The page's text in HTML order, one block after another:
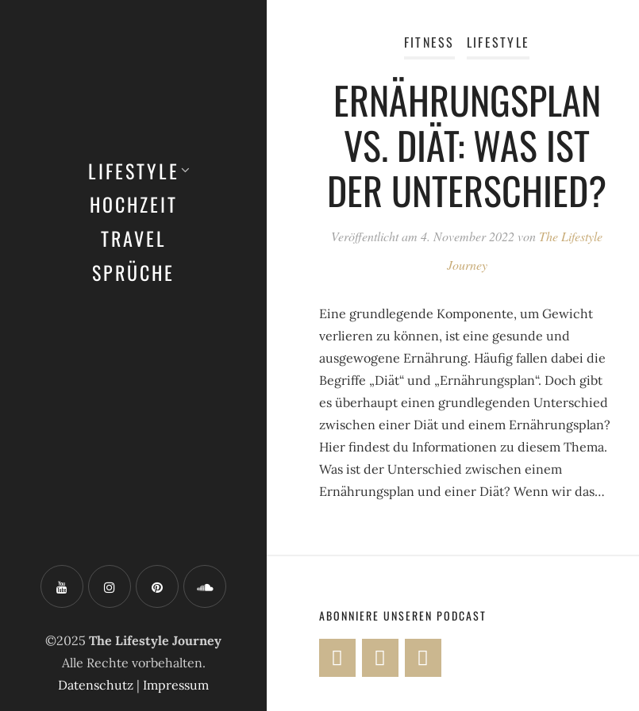
LIFESTYLE
HOCHZEIT
TRAVEL
SPRÜCHE
©2025 The Lifestyle Journey
Alle Rechte vorbehalten.
Datenschutz | Impressum
FITNESS LIFESTYLE
ERNÄHRUNGSPLAN
VS. DIÄT: WAS IST
DER UNTERSCHIED?
Veröffentlicht am 4. November 2022 von The Lifestyle
Journey
Eine grundlegende Komponente, um Gewicht
verlieren zu können, ist eine gesunde und
ausgewogene Ernährung. Häufig fallen dabei die
Begriffe „Diät“ und „Ernährungsplan“. Doch gibt
es überhaupt einen grundlegenden Unterschied
zwischen einer Diät und einem Ernährungsplan?
Hier findest du Informationen zu diesem Thema.
Was ist der Unterschied zwischen einem
Ernährungsplan und einer Diät? Wenn wir das…
ABONNIERE UNSEREN PODCAST